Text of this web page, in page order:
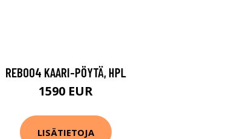
REB004 KAARI-PÖYTÄ, HPL
1590 EUR
LISÄTIETOJA